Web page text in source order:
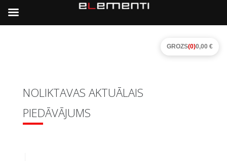
NOLIKTAVAS AKTUĀLAIS
PIEDĀVĀJUMS
GROZS(0)0,00 €